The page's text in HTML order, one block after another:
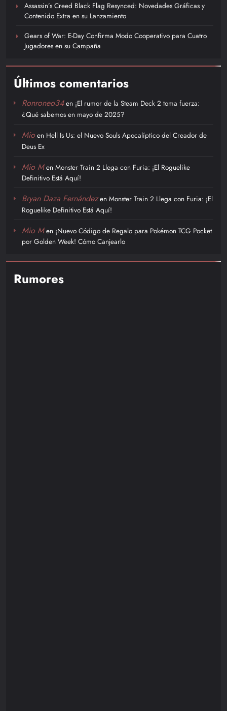
Assassin’s Creed Black Flag Resynced: Novedades Gráficas y
Contenido Extra en su Lanzamiento
Gears of War: E-Day Confirma Modo Cooperativo para Cuatro
Jugadores en su Campaña
Últimos comentarios
Ronroneo34en ¡El rumor de la Steam Deck 2 toma fuerza:
¿Qué sabemos en mayo de 2025?
Mioen Hell Is Us: el Nuevo Souls Apocalíptico del Creador de
Deus Ex
Mio Men Monster Train 2 Llega con Furia: ¡El Roguelike
Definitivo Está Aquí!
Bryan Daza Fernándezen Monster Train 2 Llega con Furia: ¡El
Roguelike Definitivo Está Aquí!
Mio Men ¡Nuevo Código de Regalo para Pokémon TCG Pocket
por Golden Week! Cómo Canjearlo
Rumores